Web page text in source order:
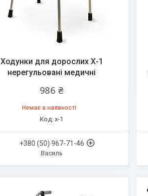
Ходунки для дорослих Х-1
нерегульовані медичні
986 ₴
Немає в наявності
х-1
+380 (50) 967-71-46
Василь